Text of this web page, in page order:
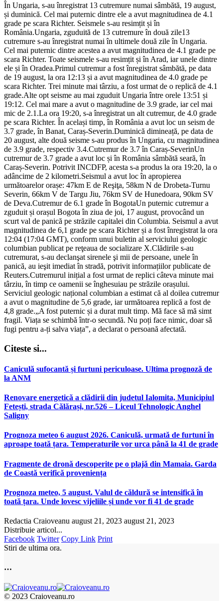
În Ungaria, s-au înregistrat 13 cutremure numai sâmbătă, 19 august,
și duminică. Cel mai puternic dintre ele a avut magnitudinea de 4.1
grade pe scara Richter. Seismele s-au resimțit și în
România.Ungaria, zguduită de 13 cutremure în două zile13
cutremure s-au înregistrat numai în ultimele două zile în Ungaria.
Cel mai puternic dintre acestea a avut magnitudinea de 4.1 grade pe
scara Richter. Toate seismele s-au resimțit și în Arad, iar unele dintre
ele și în Oradea.Primul cutremur a fost înregistrat sâmbătă, pe data
de 19 august, la ora 12:13 și a avut magnitudinea de 4.0 grade pe
scara Richter. Trei minute mai târziu, a fost urmat de o replică de 4.1
grade.Alte opt seisme au mai zguduit Ungaria între orele 13:51 și
19:12. Cel mai mare a avut o magnitudine de 3.9 grade, iar cel mai
mic de 2.1.La ora 19:20, s-a înregistrat un alt cutremur, de 4.0 grade
pe scara Richter. În același timp, în România a avut loc un seism de
3.7 grade, în Banat, Caraș-Severin.Duminică dimineață, pe data de
20 august, alte două seisme s-au produs în Ungaria, cu magnitudinea
de 3.9 grade, respectiv 3.4.Cutremur de 3.7 în Caraș-SeverinUn
cutremur de 3.7 grade a avut loc și în România sâmbătă seară, în
Caraș-Severin. Potrivit INCDFP, acesta s-a produs la ora 19:20, la o
adâncime de 2 kilometri.Seismul a avut loc în apropierea
următoarelor orașe: 47km E de Reşiţa, 58km N de Drobeta-Turnu
Severin, 66km V de Targu Jiu, 76km SV de Hunedoara, 90km SV
de Deva.Cutremur de 6.1 grade în BogotaUn puternic cutremur a
zguduit și orașul Bogota în ziua de joi, 17 august, provocând un
scurt val de panică pe străzile capitalei din Columbia. Seismul a avut
magnitudinea de 6,1 grade pe scara Richter și a fost înregistrat la ora
12:04 (17:04 GMT), conform unui buletin al serviciului geologic
columbian publicat pe reţeaua de socializare X.Clădirile s-au
cutremurat, s-au declanşat sirenele şi mii de persoane, unele în
panică, au ieşit imediat în stradă, potrivit informațiilor publicate de
Reuters.Cutremurul inițial a fost urmat de replici câteva minute mai
târziu, în timp ce oamenii se înghesuiau pe străzile orașului.
Serviciul geologic național columbian a estimat că al doilea cutremur
a avut o magnitudine de 5,6 grade, iar următoarea replică a fost de
4,8 grade.„A fost puternic și a durat mult timp. Mă face să mă simt
fragil. Viața se schimbă într-o secundă. Nu poți face nimic, doar să
fugi pentru a-ți salva viața”, a declarat o persoană afectată.
Citeste si...
Caniculă sufocantă și furtuni periculoase. Ultima prognoză de
la ANM
Renovare energetică a clădirii din judetul Ialomita, Municipiul
Fetești, strada Călărași, nr.526 – Liceul Tehnologic Anghel
Saligny
Prognoza meteo 6 august 2026. Caniculă, urmată de furtuni în
aproape toată țara. Temperaturile vor urca până la 41 de grade
Fragmente de dronă descoperite pe o plajă din Mamaia. Garda
de Coastă verifică proveniența
Prognoza meteo, 5 august. Valul de căldură se intensifică în
toată țara. Unde lovesc vijeliile și unde vor fi 41 de grade
Redactia Craioveanu august 21, 2023 august 21, 2023
Distribuie articol...
Facebook Twitter Copy Link Print
Stiri de ultima ora.
…
© 2023 Craioveanu.ro